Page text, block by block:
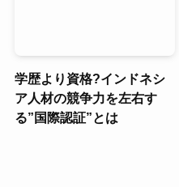
学歴より資格?インドネシ
ア人材の競争力を左右す
る”国際認証”とは